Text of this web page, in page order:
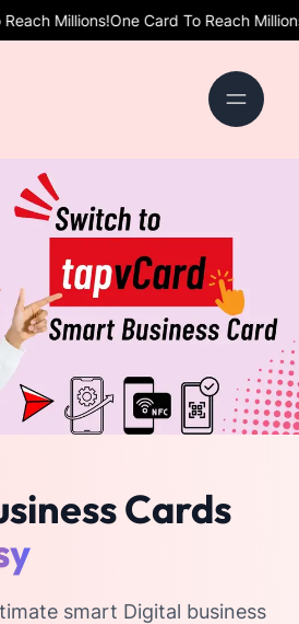
One Card To Reach Millions!One Card
Cards
smart Digital business